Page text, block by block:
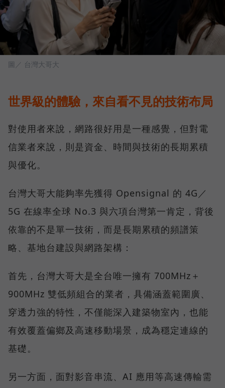
圖／ 台灣大哥大
世界級的體驗，來自看不見的技術布局
對使用者來說，網路很好用是一種感覺，但對電
信業者來說，則是資金、時間與技術的長期累積
與優化。
台灣大哥大能夠率先獲得 Opensignal 的 4G／
5G 在線率全球 No.3 與六項台灣第一肯定，背後
依靠的不是單一技術，而是長期累積的頻譜策
略、基地台建設與網路架構：
首先，台灣大哥大是全台唯一擁有 700MHz＋
900MHz 雙低頻組合的業者，具備涵蓋範圍廣、
穿透力強的特性，不僅能深入建築物室內，也能
有效覆蓋偏鄉及高速移動場景，成為穩定連線的
基礎。
另一方面，面對影音串流、AI 應用等高速傳輸需